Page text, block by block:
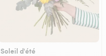
Soleil d'été